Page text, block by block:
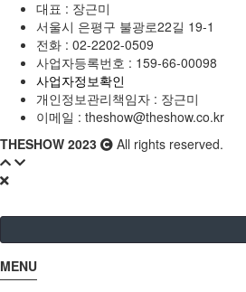
대표 : 장근미
서울시 은평구 불광로22길 19-1
전화 : 02-2202-0509
사업자등록번호 : 159-66-00098
사업자정보확인
개인정보관리책임자 : 장근미
이메일 : theshow@theshow.co.kr
THESHOW 2023
All rights reserved.
MENU